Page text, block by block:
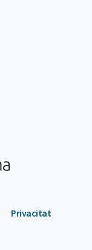
Privacitat